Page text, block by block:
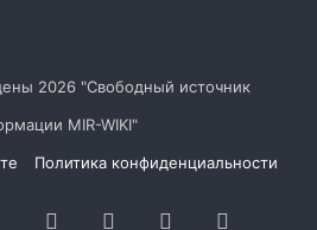
2026 "Свободный источник
MIR-WIKI"
Политика конфиденциальности
YouTubevk.com Одноклассники
Telegram